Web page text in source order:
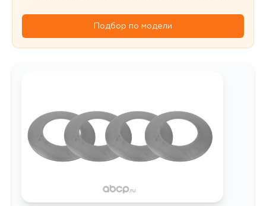
Подбор по модели